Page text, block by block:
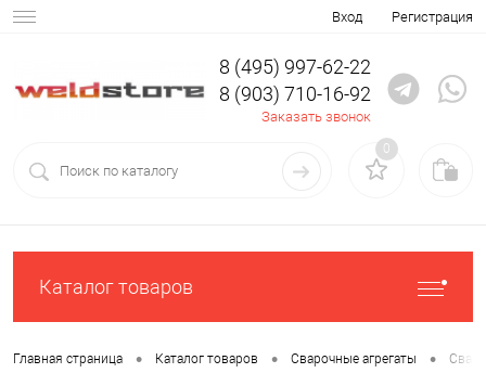
Вход Регистрация
8 (495) 997-62-22
8 (903) 710-16-92
Заказать звонок
0
Каталог товаров
Главная страница • Каталог товаров • Сварочные агрегаты •